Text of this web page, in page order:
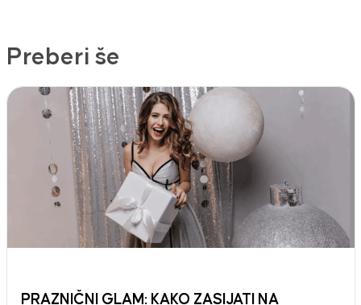
Preberi še
PRAZNIČNI GLAM: KAKO ZASIJATI NA